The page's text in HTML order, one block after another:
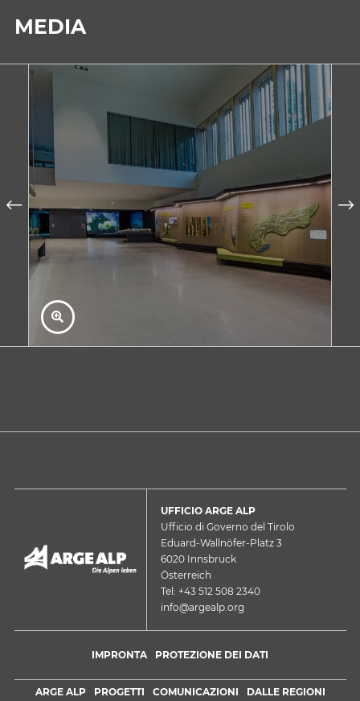
MEDIA
UFFICIO ARGE ALP
Ufficio di Governo del Tirolo
Eduard-Wallnöfer-Platz 3
6020 Innsbruck
Österreich
Tel: +43 512 508 2340
info@argealp.org
IMPRONTA PROTEZIONE DEI DATI
ARGE ALP PROGETTI COMUNICAZIONI DALLE REGIONI